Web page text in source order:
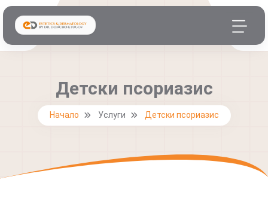
Детски псориазис
Начало Услуги Детски псориазис